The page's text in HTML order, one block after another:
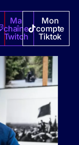
Ma
chaîne
Twitch
Mon
compte
Tiktok